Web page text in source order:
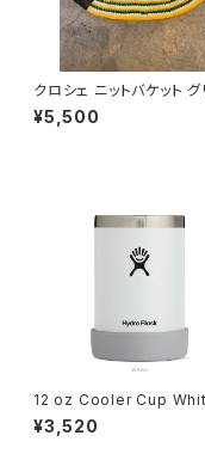
クロシェ ニットバケット グ
ン/イエロー/ホワイト
¥5,500
12 oz Cooler Cup
¥3,520